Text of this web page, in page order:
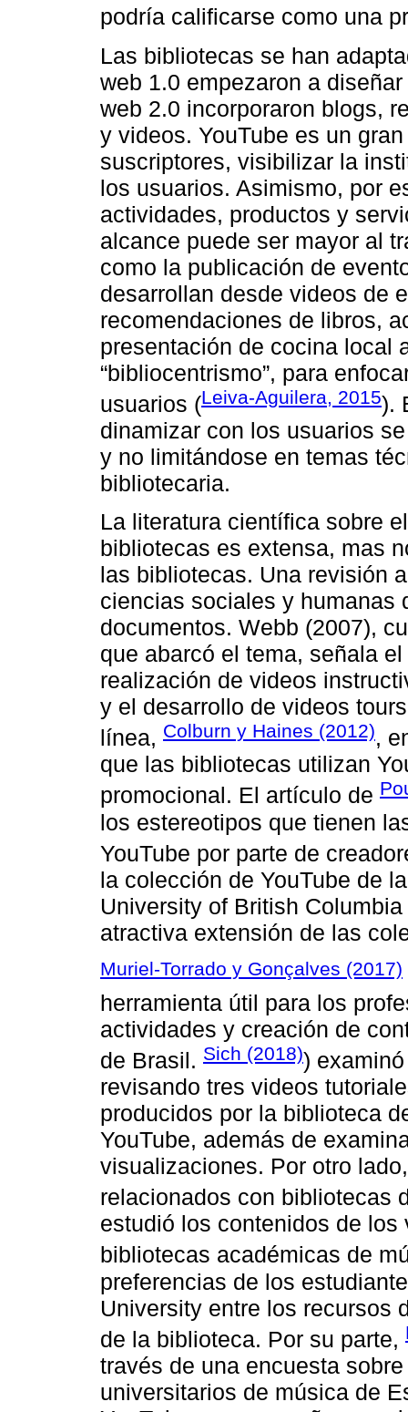
podría calificarse como una
Las bibliotecas se han
web 1.0 empezaron a
web 2.0 incorporaron blogs,
y videos. YouTube es un
suscriptores, visibilizar la
los usuarios. Asimismo, por
actividades, productos y
alcance puede ser mayor al
como la publicación de
desarrollan desde videos de
recomendaciones de libros,
presentación de cocina local
“bibliocentrismo”, para
usuarios (Leiva-Aguilera, 2015).
dinamizar con los usuarios
y no limitándose en temas
bibliotecaria.
La literatura científica sobre
bibliotecas es extensa, mas
las bibliotecas. Una revisión
ciencias sociales y humanas
documentos. Webb (2007),
que abarcó el tema, señala
realización de videos
y el desarrollo de videos
línea, Colburn y Haines (2012),
que las bibliotecas utilizan
promocional. El artículo de
los estereotipos que tienen
YouTube por parte de
la colección de YouTube de
University of British
atractiva extensión de las
Muriel-Torrado y Gonçalves (2017)
herramienta útil para los
actividades y creación de
de Brasil. Sich (2018))
revisando tres videos
producidos por la biblioteca
YouTube, además de
visualizaciones. Por otro
relacionados con bibliotecas
estudió los contenidos de
bibliotecas académicas de
preferencias de los
University entre los recursos
de la biblioteca. Por su parte,
través de una encuesta
universitarios de música de